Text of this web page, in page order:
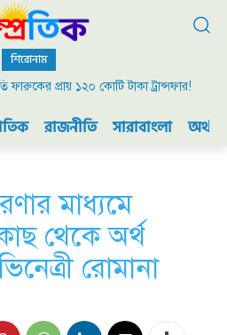
শিরোনাম
প্রায় ১২০ কোটি টাকা ট্রান্সফার!
বিদ্রোহ এবং ভারতের যুদ্ধ প্রস্তুতি
রাজনীতি সারাবাংলা
মাধ্যমে
থেকে অর্থ
রোমানা